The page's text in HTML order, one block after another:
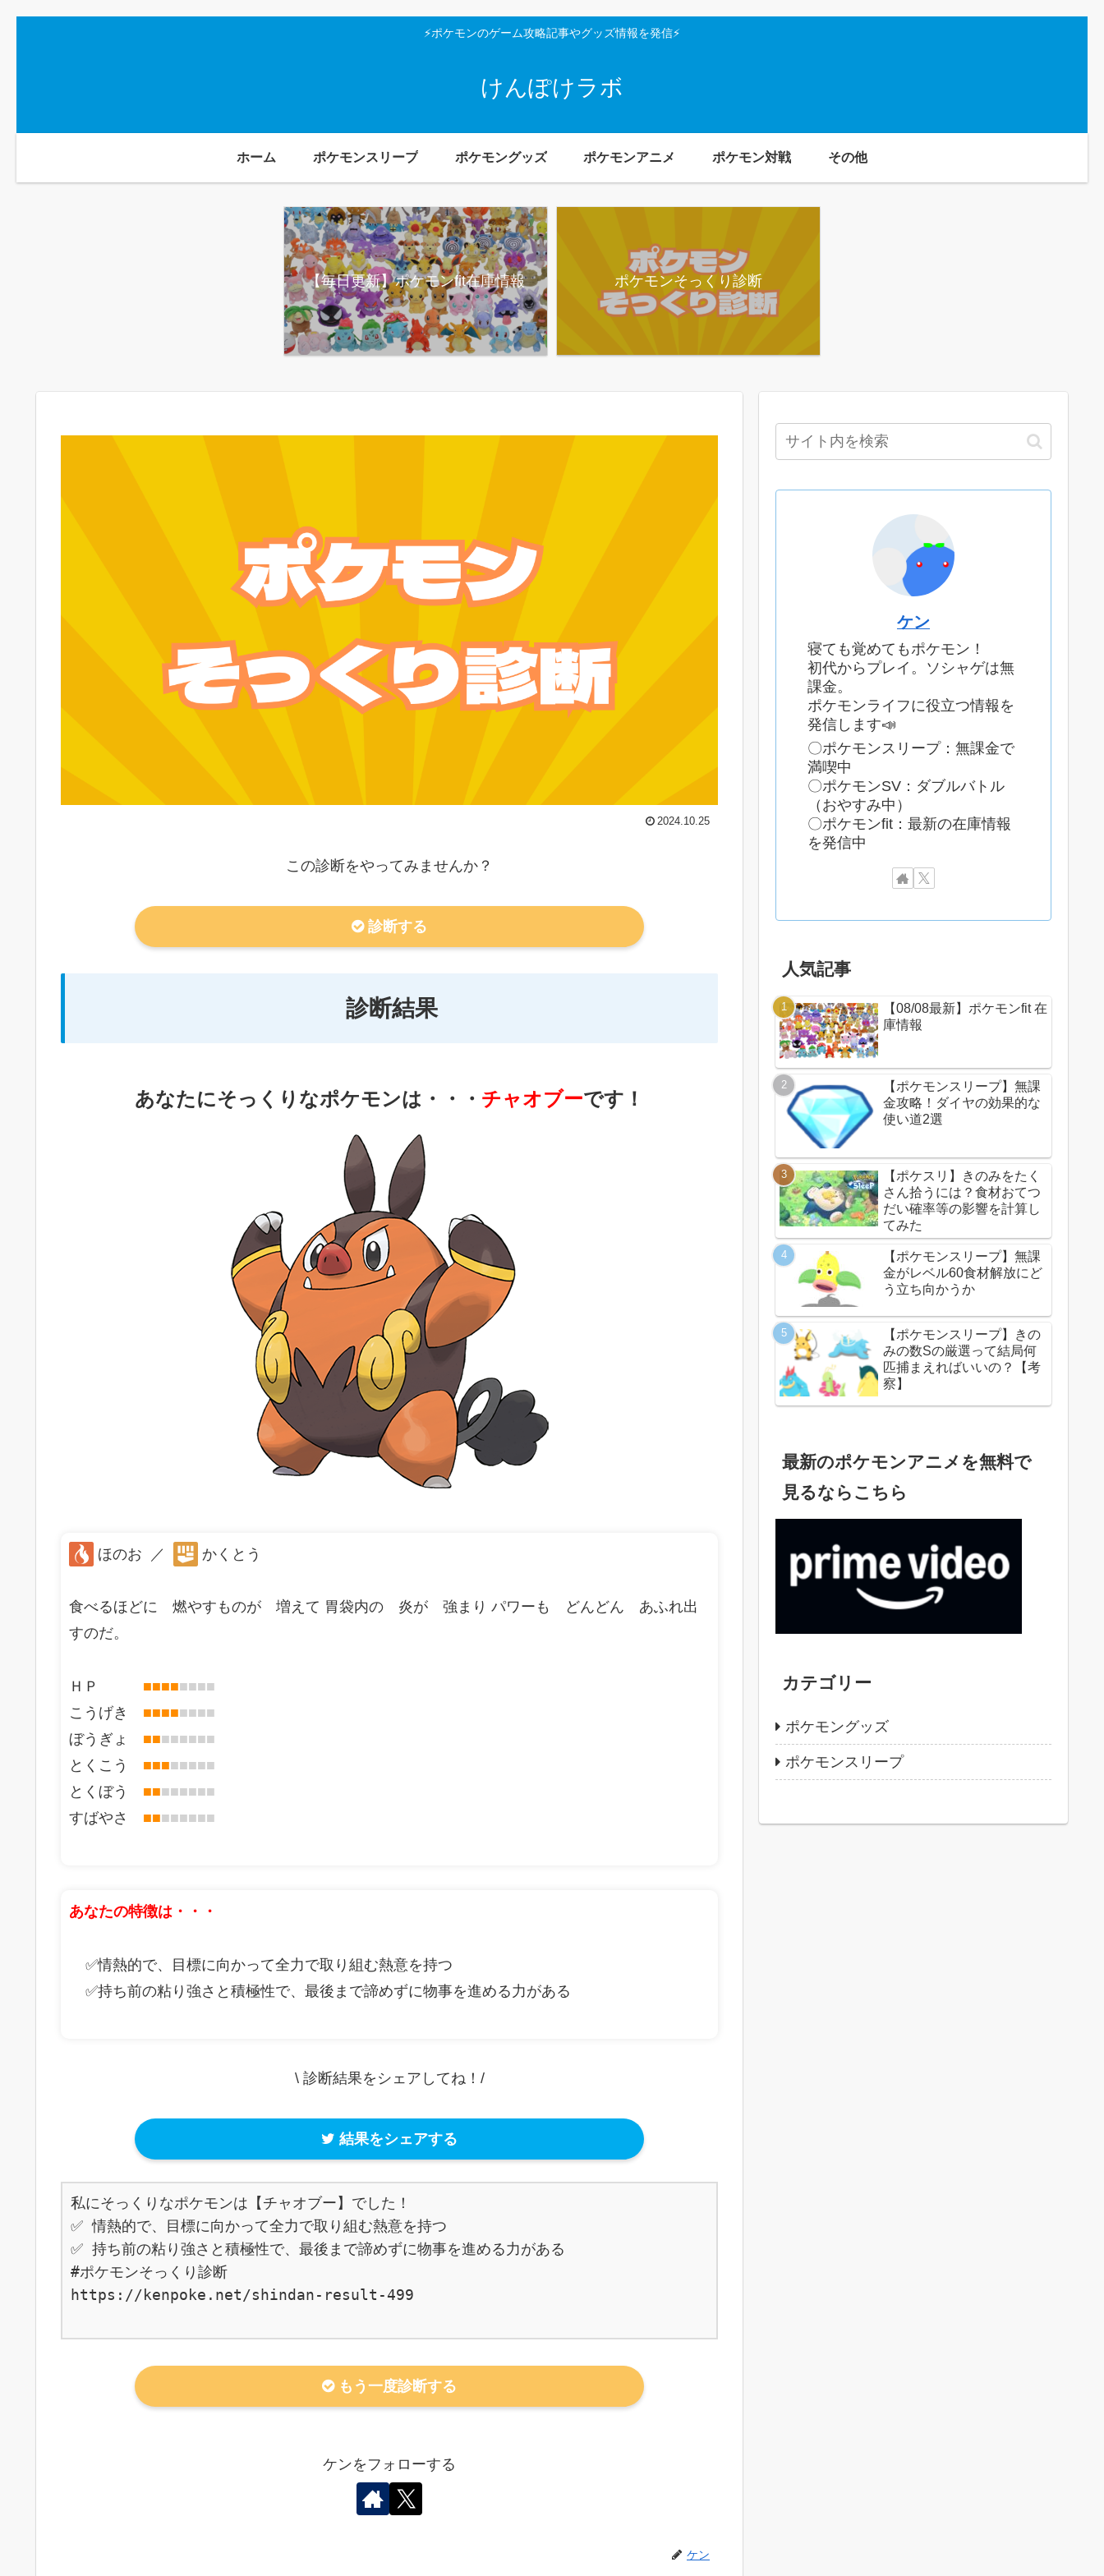
⚡ポケモンのゲーム攻略記事やグッズ情報を発信⚡
けんぽけラボ
ホーム ポケモンスリープ ポケモングッズ ポケモンアニメ ポケモン対戦 その他
【毎日更新】ポケモンfit在庫情報 ポケモンそっくり診断
2024.10.25
この診断をやってみませんか？
診断する
診断結果
あなたにそっくりなポケモンは・・・ チャオブーです！
ほのお ／ かくとう
食べるほどに 燃やすものが 増えて 胃袋内の 炎が 強まり パワーも どんどん あふれ出
すのだ。
ＨＰ ■■■■■■■■
こうげき ■■■■■■■■
ぼうぎょ ■■■■■■■■
とくこう ■■■■■■■■
とくぼう ■■■■■■■■
すばやさ ■■■■■■■■
あなたの特徴は・・・
✅情熱的で、目標に向かって全力で取り組む熱意を持つ
✅持ち前の粘り強さと積極性で、最後まで諦めずに物事を進める力がある
\ 診断結果をシェアしてね！/
結果をシェアする
私にそっくりなポケモンは【チャオブー】でした！
✅ 情熱的で、目標に向かって全力で取り組む熱意を持つ
✅ 持ち前の粘り強さと積極性で、最後まで諦めずに物事を進める力がある
#ポケモンそっくり診断
https://kenpoke.net/shindan-result-499
もう一度診断する
ケンをフォローする
ケン
ケン
寝ても覚めてもポケモン！
初代からプレイ。ソシャゲは無
課金。
ポケモンライフに役立つ情報を
発信します📣
〇ポケモンスリープ：無課金で
満喫中
〇ポケモンSV：ダブルバトル
（おやすみ中）
〇ポケモンfit：最新の在庫情報
を発信中
人気記事
【08/08最新】ポケモンfit 在
庫情報
【ポケモンスリープ】無課
金攻略！ダイヤの効果的な
使い道2選
【ポケスリ】きのみをたく
さん拾うには？食材おてつ
だい確率等の影響を計算し
てみた
【ポケモンスリープ】無課
金がレベル60食材解放にど
う立ち向かうか
【ポケモンスリープ】きの
みの数Sの厳選って結局何
匹捕まえればいいの？【考
察】
最新のポケモンアニメを無料で
見るならこちら
カテゴリー
ポケモングッズ
ポケモンスリープ